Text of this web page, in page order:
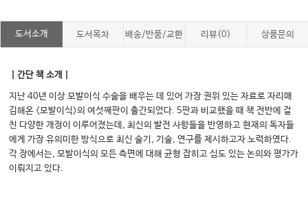
도서소개 도서목차 배송/반품/교환 리뷰(0) 상품문의
｜간단 책 소개｜
지난 40년 이상 모발이식 수술을 배우는 데 있어 가장 권위 있는 자료로 자리매
김해온 <모발이식>의 여섯째판이 출간되었다. 5판과 비교했을 때 책 전반에 걸
친 다양한 개정이 이루어졌는데, 최신의 발전 사항들을 반영하고 현재의 독자들
에게 가장 유의미한 방식으로 최신 술기, 기술, 연구를 제시하고자 노력하였다.
각 장에서는, 모발이식의 모든 측면에 대해 균형 잡히고 심도 있는 논의와 평가가
이뤄지고 있다.